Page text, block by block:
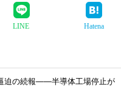
LINE Hatena
迫の続報――半導体工場停止が